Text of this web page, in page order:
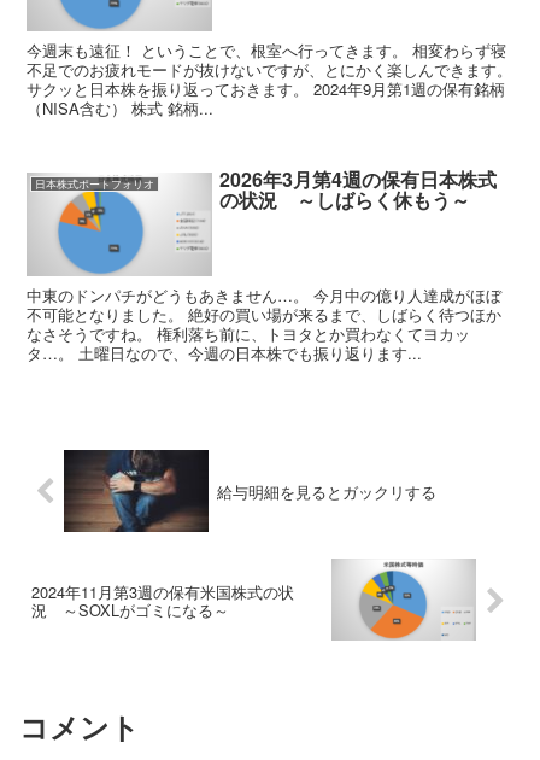
今週末も遠征！ ということで、根室へ行ってきます。 相変わらず寝
不足でのお疲れモードが抜けないですが、とにかく楽しんできます。
サクッと日本株を振り返っておきます。 2024年9月第1週の保有銘柄
（NISA含む） 株式 銘柄...
日本株式ポートフォリオ 2026年3月第4週の保有日本株式
の状況 ～しばらく休もう～
中東のドンパチがどうもあきません…。 今月中の億り人達成がほぼ
不可能となりました。 絶好の買い場が来るまで、しばらく待つほか
なさそうですね。 権利落ち前に、トヨタとか買わなくてヨカッ
タ…。 土曜日なので、今週の日本株でも振り返ります...
給与明細を見るとガックリする
2024年11月第3週の保有米国株式の状
況 ～SOXLがゴミになる～
コメント